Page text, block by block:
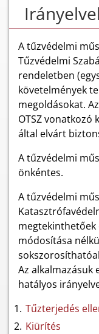
A tűzvédelmi
Tűzvédelmi
rendeletben
követelmények
megoldásokat.
OTSZ vonatkozó
által elvárt
A tűzvédelmi
önkéntes.
A tűzvédelmi
módosítása
Az alkalmazásuk
hatályos
Tűzterjedés
Kiürítés